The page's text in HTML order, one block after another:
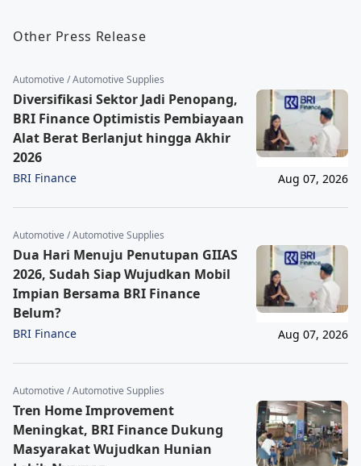
Other Press Release
Automotive / Automotive Supplies
Diversifikasi Sektor Jadi Penopang,
BRI Finance Optimistis Pembiayaan
Alat Berat Berlanjut hingga Akhir
2026
BRI Finance Aug 07, 2026
Automotive / Automotive Supplies
Dua Hari Menuju Penutupan GIIAS
2026, Sudah Siap Wujudkan Mobil
Impian Bersama BRI Finance
Belum?
BRI Finance Aug 07, 2026
Automotive / Automotive Supplies
Tren Home Improvement
Meningkat, BRI Finance Dukung
Masyarakat Wujudkan Hunian